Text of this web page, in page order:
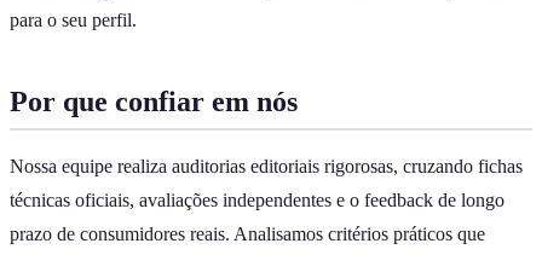
para o seu perfil.
Por que confiar em nós
Nossa equipe realiza auditorias editoriais rigorosas, cruzando fichas
técnicas oficiais, avaliações independentes e o feedback de longo
prazo de consumidores reais. Analisamos critérios práticos que